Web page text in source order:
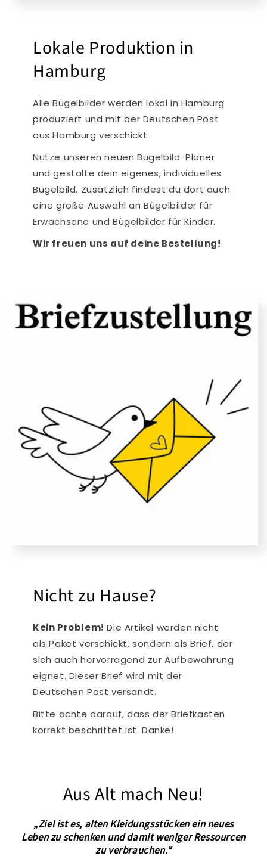
Lokale Produktion in
Hamburg
Alle Bügelbilder werden lokal in Hamburg
produziert und mit der Deutschen Post
aus Hamburg verschickt.
Nutze unseren neuen Bügelbild-Planer
und gestalte dein eigenes, individuelles
Bügelbild. Zusätzlich findest du dort auch
eine große Auswahl an Bügelbilder für
Erwachsene und Bügelbilder für Kinder.
Wir freuen uns auf deine Bestellung!
Nicht zu Hause?
Kein Problem! Die Artikel werden nicht
als Paket verschickt, sondern als Brief, der
sich auch hervorragend zur Aufbewahrung
eignet. Dieser Brief wird mit der
Deutschen Post versandt.
Bitte achte darauf, dass der Briefkasten
korrekt beschriftet ist. Danke!
Aus Alt mach Neu!
„Ziel ist es, alten Kleidungsstücken ein neues
Leben zu schenken und damit weniger Ressourcen
zu verbrauchen.“